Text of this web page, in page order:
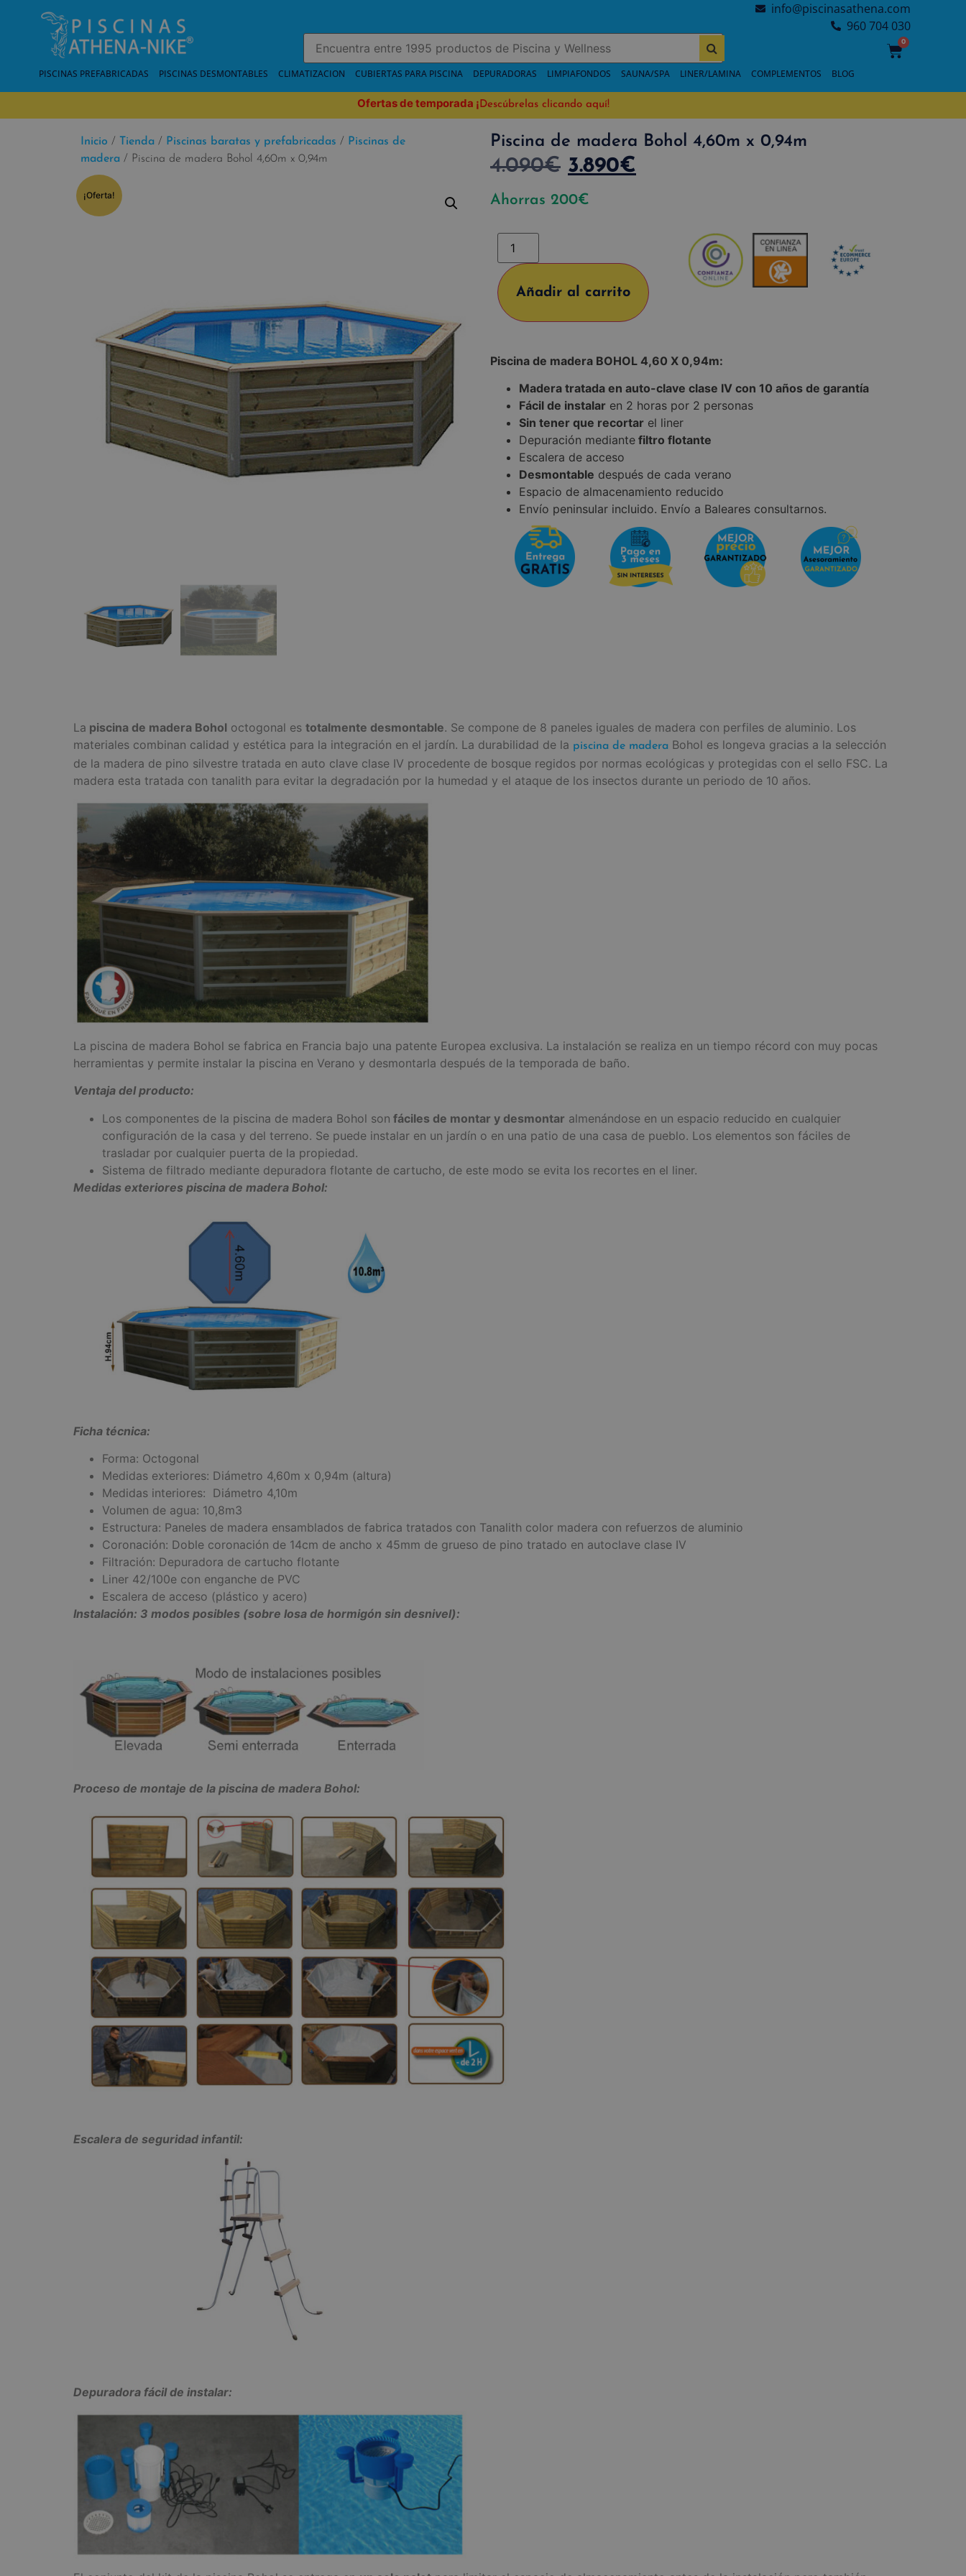
info@piscinasathena.com
960 704 030
0
PISCINAS PREFABRICADAS PISCINAS DESMONTABLES CLIMATIZACION CUBIERTAS PARA PISCINA DEPURADORAS LIMPIAFONDOS SAUNA/SPA LINER/LAMINA COMPLEMENTOS BLOG
Ofertas de temporada ¡ Descúbrelas clicando aquí!
Inicio / Tienda / Piscinas baratas y prefabricadas / Piscinas de
madera / Piscina de madera Bohol 4,60m x 0,94m
¡Oferta!
Piscina de madera Bohol 4,60m x 0,94m
4.090€ 3.890€
Ahorras 200€
Añadir al carrito
Piscina de madera BOHOL 4,60 X 0,94m:
Madera tratada en auto-clave clase IV con 10 años de garantía
Fácil de instalar en 2 horas por 2 personas
Sin tener que recortar el liner
Depuración mediante filtro flotante
Escalera de acceso
Desmontable después de cada verano
Espacio de almacenamiento reducido
Envío peninsular incluido. Envío a Baleares consultarnos.
La piscina de madera Bohol octogonal es totalmente desmontable. Se compone de 8 paneles iguales de madera con perfiles de aluminio. Los
materiales combinan calidad y estética para la integración en el jardín. La durabilidad de la piscina de madera Bohol es longeva gracias a la selección
de la madera de pino silvestre tratada en auto clave clase IV procedente de bosque regidos por normas ecológicas y protegidas con el sello FSC. La
madera esta tratada con tanalith para evitar la degradación por la humedad y el ataque de los insectos durante un periodo de 10 años.
La piscina de madera Bohol se fabrica en Francia bajo una patente Europea exclusiva. La instalación se realiza en un tiempo récord con muy pocas
herramientas y permite instalar la piscina en Verano y desmontarla después de la temporada de baño.
Ventaja del producto:
Los componentes de la piscina de madera Bohol son fáciles de montar y desmontar almenándose en un espacio reducido en cualquier
configuración de la casa y del terreno. Se puede instalar en un jardín o en una patio de una casa de pueblo. Los elementos son fáciles de
trasladar por cualquier puerta de la propiedad.
Sistema de filtrado mediante depuradora flotante de cartucho, de este modo se evita los recortes en el liner.
Medidas exteriores piscina de madera Bohol:
Ficha técnica:
Forma: Octogonal
Medidas exteriores: Diámetro 4,60m x 0,94m (altura)
Medidas interiores: Diámetro 4,10m
Volumen de agua: 10,8m3
Estructura: Paneles de madera ensamblados de fabrica tratados con Tanalith color madera con refuerzos de aluminio
Coronación: Doble coronación de 14cm de ancho x 45mm de grueso de pino tratado en autoclave clase IV
Filtración: Depuradora de cartucho flotante
Liner 42/100e con enganche de PVC
Escalera de acceso (plástico y acero)
Instalación: 3 modos posibles (sobre losa de hormigón sin desnivel):
Proceso de montaje de la piscina de madera Bohol:
Escalera de seguridad infantil:
Depuradora fácil de instalar: